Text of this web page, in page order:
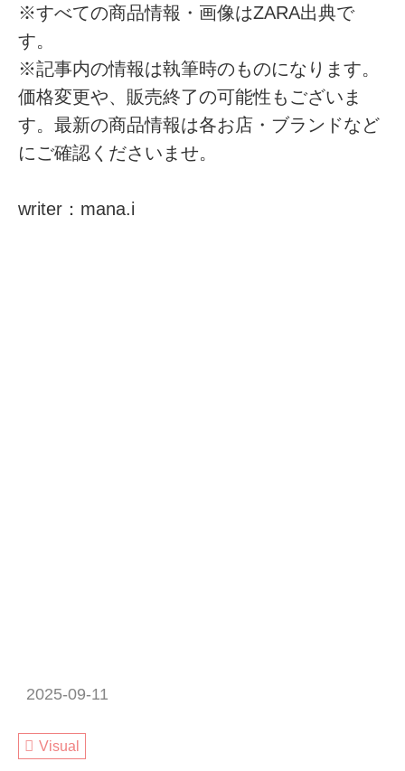
※すべての商品情報・画像はZARA出典で
す。
※記事内の情報は執筆時のものになります。
価格変更や、販売終了の可能性もございま
す。最新の商品情報は各お店・ブランドなど
にご確認くださいませ。
writer：mana.i
2025-09-11
Visual